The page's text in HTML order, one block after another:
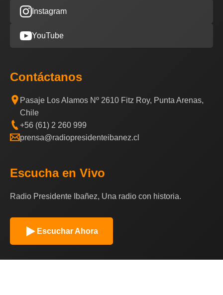
Instagram
YouTube
Contáctanos
Pasaje Los Alamos Nº 2610 Fitz Roy, Punta Arenas,
Chile
+56 (61) 2 260 999
prensa@radiopresidenteibanez.cl
Escucha en Vivo
Radio Presidente Ibañez, Una radio con historia.
Escuchar Ahora